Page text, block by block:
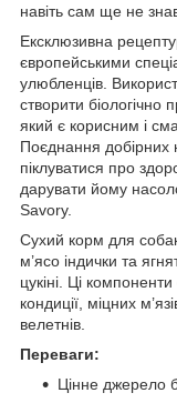
навіть сам ще не
Ексклюзивна
європейськими
улюбленців.
створити біологічно
який є корисним і
Поєднання добірних
піклуватися про
дарувати йому
Savory.
Сухий корм для
м’ясо індички та
цукіні. Ці
кондиції, міцних
велетнів.
Переваги:
Цінне джерело